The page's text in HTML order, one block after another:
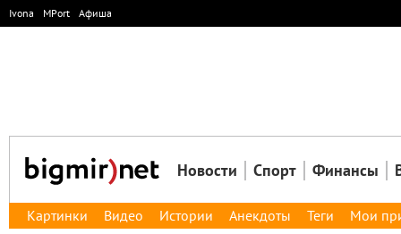
Ivona MPort Афиша
Новости Спорт Финансы
Картинки Видео Истории Анекдоты Теги Мои